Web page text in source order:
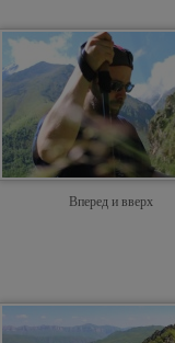
Вперед и вверх